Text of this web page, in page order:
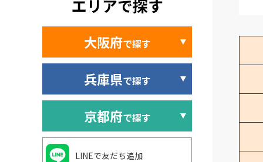
大阪府で探す
兵庫県で探す
京都府で探す
LINEで友だち追加